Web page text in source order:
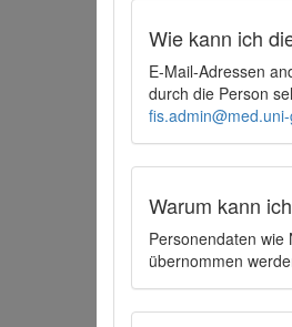
Wie kann ich
E-Mail-Adressen
durch die Person
Warum kann
Personendaten wie
übernommen